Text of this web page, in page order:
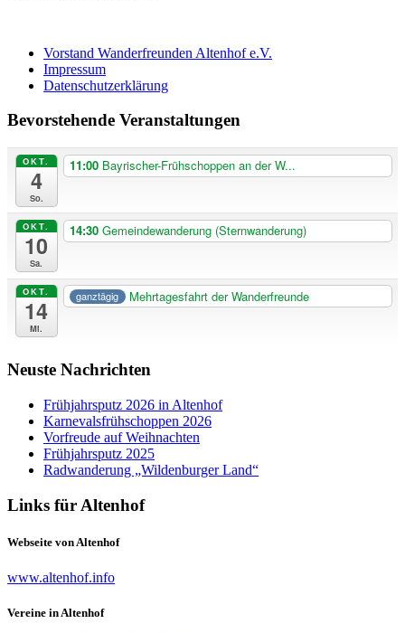
Vorstand Wanderfreunden Altenhof e.V.
Impressum
Datenschutzerklärung
Bevorstehende Veranstaltungen
OKT.
4
So.
11:00 Bayrischer-Frühschoppen an der W...
OKT.
10
Sa.
14:30 Gemeindewanderung (Sternwanderung)
OKT.
14
Mi.
ganztägig Mehrtagesfahrt der Wanderfreunde
Neuste Nachrichten
Frühjahrsputz 2026 in Altenhof
Karnevalsfrühschoppen 2026
Vorfreude auf Weihnachten
Frühjahrsputz 2025
Radwanderung „Wildenburger Land“
Links für Altenhof
Webseite von Altenhof
www.altenhof.info
Vereine in Altenhof